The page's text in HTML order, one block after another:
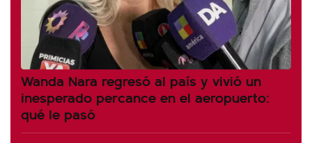
Wanda Nara regresó al país y vivió un
inesperado percance en el aeropuerto:
qué le pasó